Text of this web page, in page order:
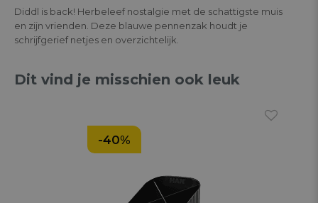
Diddl is back! Herbeleef nostalgie met de schattigste muis
en zijn vrienden. Deze blauwe pennenzak houdt je
schrijfgerief netjes en overzichtelijk.
Dit vind je misschien ook leuk
-40%